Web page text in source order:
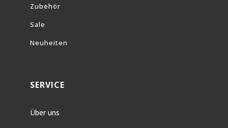
Zubehör
Sale
Neuheiten
SERVICE
Über uns